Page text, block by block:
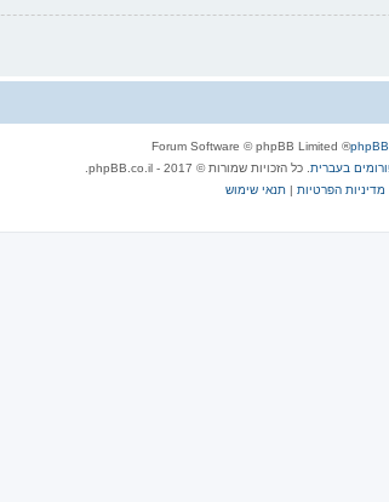
phpBB
® Forum Software © phpBB Limited
. כל הזכויות שמורות © 2017 - phpBB.co.il.
מדיניות הפרטיות | תנאי שימוש